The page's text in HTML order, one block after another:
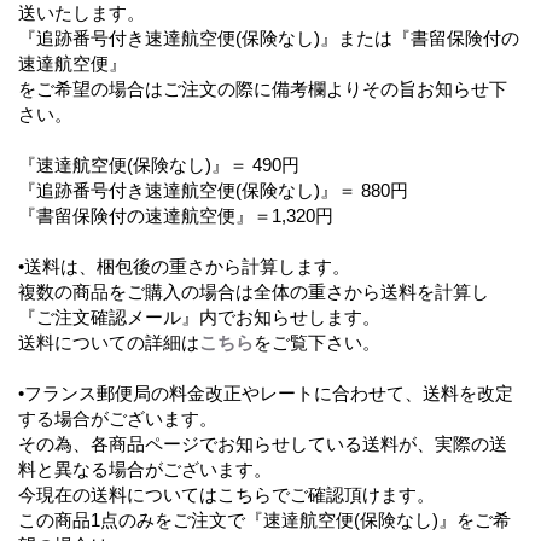
送いたします。
『追跡番号付き速達航空便(保険なし)』または『書留保険付の
速達航空便』
をご希望の場合はご注文の際に備考欄よりその旨お知らせ下
さい。
『速達航空便(保険なし)』＝ 490円
『追跡番号付き速達航空便(保険なし)』＝ 880円
『書留保険付の速達航空便』＝1,320円
•送料は、梱包後の重さから計算します。
複数の商品をご購入の場合は全体の重さから送料を計算し
『ご注文確認メール』内でお知らせします。
送料についての詳細はこちらをご覧下さい。
•フランス郵便局の料金改正やレートに合わせて、送料を改定
する場合がございます。
その為、各商品ページでお知らせしている送料が、実際の送
料と異なる場合がございます。
今現在の送料についてはこちらでご確認頂けます。
この商品1点のみをご注文で『速達航空便(保険なし)』をご希